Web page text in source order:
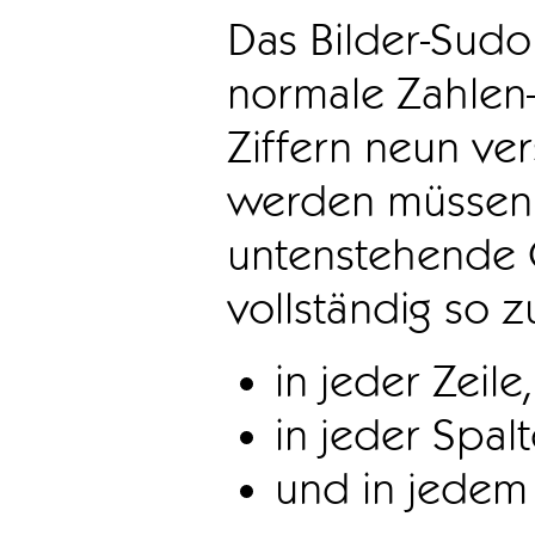
Das Bilder-
normale
Ziffern neun
werden
vollständig so
in jeder Zeile,
in jeder
und in